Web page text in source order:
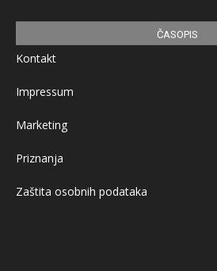
ČASOPIS
Kontakt
Impressum
Marketing
Priznanja
Zaštita osobnih podataka